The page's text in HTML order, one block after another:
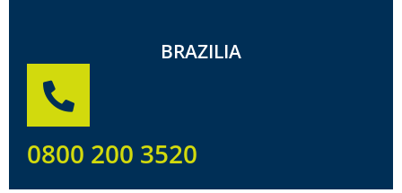
BRAZILIA
0800 200 3520